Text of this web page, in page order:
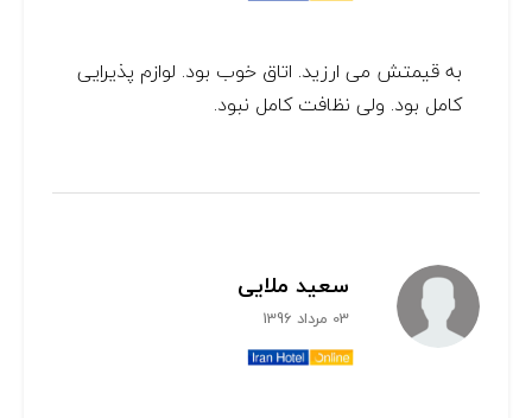
به قیمتش می ارزید. اتاق خوب بود. لوازم پذیرایی
کامل بود. ولی نظافت کامل نبود.
سعید ملایی
03 مرداد 1396